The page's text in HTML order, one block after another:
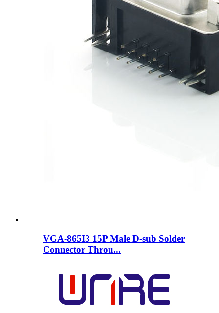
VGA-865I3 15P Male D-sub Solder
Connector Throu...